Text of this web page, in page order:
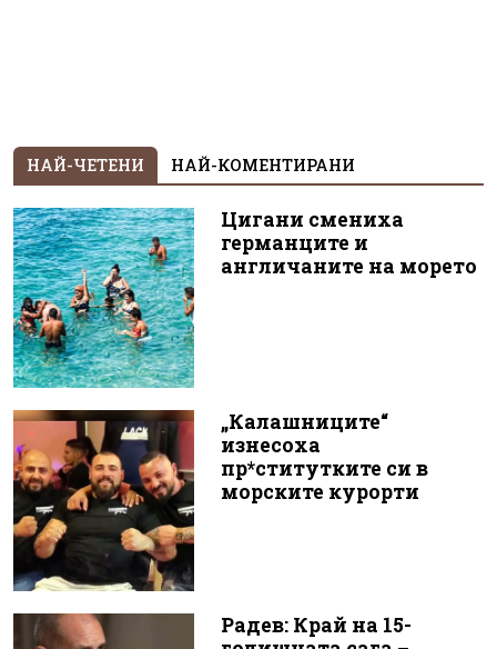
НАЙ-ЧЕТЕНИ НАЙ-КОМЕНТИРАНИ
Цигани смениха
германците и
англичаните на морето
„Калашниците“
изнесоха
пр*ститутките си в
морските курорти
Радев: Край на 15-